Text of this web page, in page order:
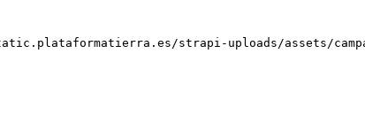
strapi-uploads/assets/